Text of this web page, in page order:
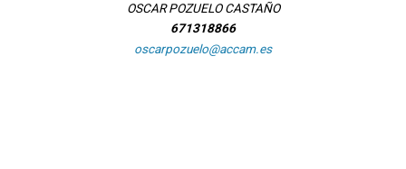
OSCAR POZUELO CASTAÑO
671318866
oscarpozuelo@accam.es